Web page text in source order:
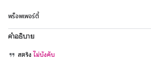
พร็อพเพอร์ตี้
คำอธิบาย
สตริง ไม่บังคับ